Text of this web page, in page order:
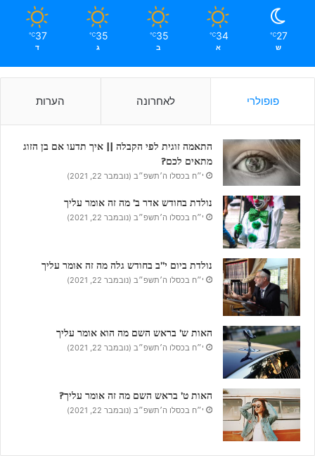
27
℃
ש
34
℃
א
35
℃
ב
35
℃
ג
37
℃
ד
פופולרי לאחרונה הערות
התאמה זוגית לפי הקבלה || איך תדעו אם בן הזוג
מתאים לכם?
י״ח בכסלו ה׳תשפ״ב (נובמבר 22, 2021)
נולדת בחודש אדר ב’ מה זה אומר עליך
י״ח בכסלו ה׳תשפ״ב (נובמבר 22, 2021)
נולדת ביום י”ב בחודש גלה מה זה אומר עליך
י״ח בכסלו ה׳תשפ״ב (נובמבר 22, 2021)
האות ש’ בראש השם מה הוא אומר עליך
י״ח בכסלו ה׳תשפ״ב (נובמבר 22, 2021)
האות ט’ בראש השם מה זה אומר עליך?
י״ח בכסלו ה׳תשפ״ב (נובמבר 22, 2021)